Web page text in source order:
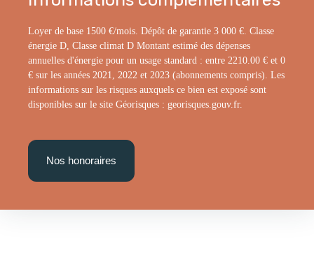
Loyer de base 1500 €/mois. Dépôt de garantie 3 000 €. Classe
énergie D, Classe climat D Montant estimé des dépenses
annuelles d'énergie pour un usage standard : entre 2210.00 € et 0
€ sur les années 2021, 2022 et 2023 (abonnements compris). Les
informations sur les risques auxquels ce bien est exposé sont
disponibles sur le site Géorisques : georisques.gouv.fr.
Nos honoraires